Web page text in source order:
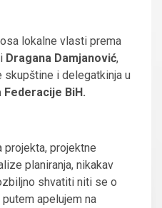
lokalne vlasti prema
Dragana Damjanović,
skupštine i delegatkinja u
BiH.
projekta, projektne
planiranja, nikakav
shvatiti niti se o
apelujem na